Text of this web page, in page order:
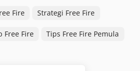
Fire Strategi Free Fire
Free Fire Tips Free Fire Pemula